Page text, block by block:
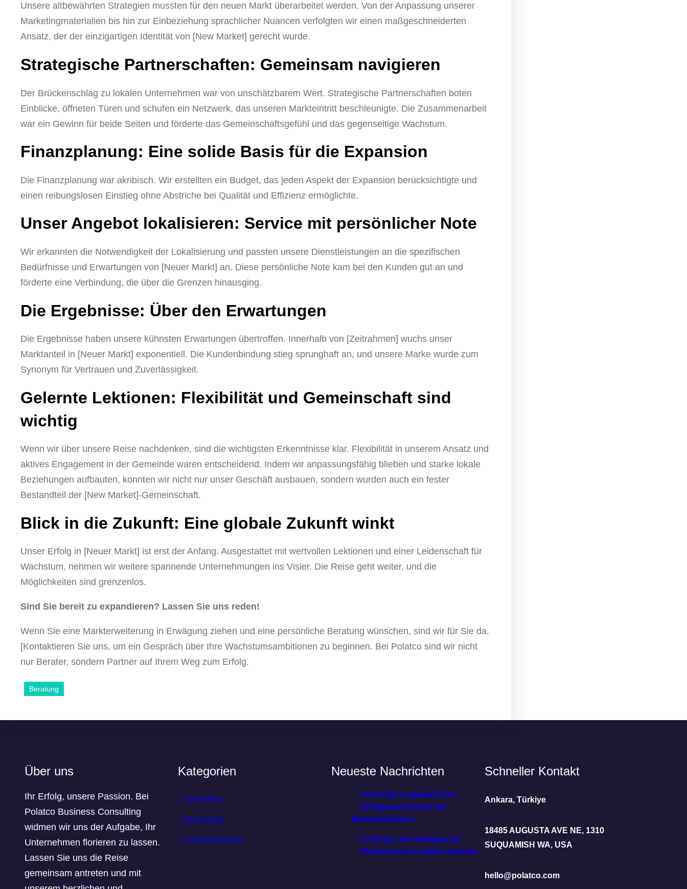
Unsere altbewährten Strategien mussten für den neuen Markt überarbeitet werden. Von der Anpassung unserer
Marketingmaterialien bis hin zur Einbeziehung sprachlicher Nuancen verfolgten wir einen maßgeschneiderten
Ansatz, der der einzigartigen Identität von [New Market] gerecht wurde.
Strategische Partnerschaften: Gemeinsam navigieren
Der Brückenschlag zu lokalen Unternehmen war von unschätzbarem Wert. Strategische Partnerschaften boten
Einblicke, öffneten Türen und schufen ein Netzwerk, das unseren Markteintritt beschleunigte. Die Zusammenarbeit
war ein Gewinn für beide Seiten und förderte das Gemeinschaftsgefühl und das gegenseitige Wachstum.
Finanzplanung: Eine solide Basis für die Expansion
Die Finanzplanung war akribisch. Wir erstellten ein Budget, das jeden Aspekt der Expansion berücksichtigte und
einen reibungslosen Einstieg ohne Abstriche bei Qualität und Effizienz ermöglichte.
Unser Angebot lokalisieren: Service mit persönlicher Note
Wir erkannten die Notwendigkeit der Lokalisierung und passten unsere Dienstleistungen an die spezifischen
Bedürfnisse und Erwartungen von [Neuer Markt] an. Diese persönliche Note kam bei den Kunden gut an und
förderte eine Verbindung, die über die Grenzen hinausging.
Die Ergebnisse: Über den Erwartungen
Die Ergebnisse haben unsere kühnsten Erwartungen übertroffen. Innerhalb von [Zeitrahmen] wuchs unser
Marktanteil in [Neuer Markt] exponentiell. Die Kundenbindung stieg sprunghaft an, und unsere Marke wurde zum
Synonym für Vertrauen und Zuverlässigkeit.
Gelernte Lektionen: Flexibilität und Gemeinschaft sind
wichtig
Wenn wir über unsere Reise nachdenken, sind die wichtigsten Erkenntnisse klar. Flexibilität in unserem Ansatz und
aktives Engagement in der Gemeinde waren entscheidend. Indem wir anpassungsfähig blieben und starke lokale
Beziehungen aufbauten, konnten wir nicht nur unser Geschäft ausbauen, sondern wurden auch ein fester
Bestandteil der [New Market]-Gemeinschaft.
Blick in die Zukunft: Eine globale Zukunft winkt
Unser Erfolg in [Neuer Markt] ist erst der Anfang. Ausgestattet mit wertvollen Lektionen und einer Leidenschaft für
Wachstum, nehmen wir weitere spannende Unternehmungen ins Visier. Die Reise geht weiter, und die
Möglichkeiten sind grenzenlos.
Sind Sie bereit zu expandieren? Lassen Sie uns reden!
Wenn Sie eine Markterweiterung in Erwägung ziehen und eine persönliche Beratung wünschen, sind wir für Sie da.
[Kontaktieren Sie uns, um ein Gespräch über Ihre Wachstumsambitionen zu beginnen. Bei Polatco sind wir nicht
nur Berater, sondern Partner auf Ihrem Weg zum Erfolg.
Beratung
Über uns
Ihr Erfolg, unsere Passion. Bei
Polatco Business Consulting
widmen wir uns der Aufgabe, Ihr
Unternehmen florieren zu lassen.
Lassen Sie uns die Reise
gemeinsam antreten und mit
Kategorien
Business
Beratung
Unternehmen
Neueste Nachrichten
Von lokal zu global: Eine
Erfolgsgeschichte der
Marktexpansion
10 Dinge, die erfolgreiche
Mompreneurs anders machen
Schneller Kontakt
Ankara, Türkiye
18485 AUGUSTA AVE NE, 1310
SUQUAMISH WA, USA
hello@polatco.com